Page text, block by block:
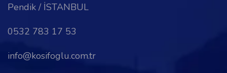
Pendik / İSTANBUL
0532 783 17 53
info@kosifoglu.com.tr